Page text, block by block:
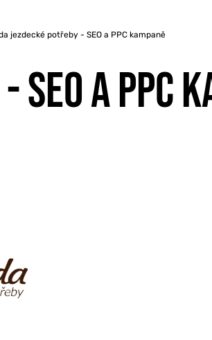
jezdecké potřeby - SEO a PPC kampaně
SEO A PPC